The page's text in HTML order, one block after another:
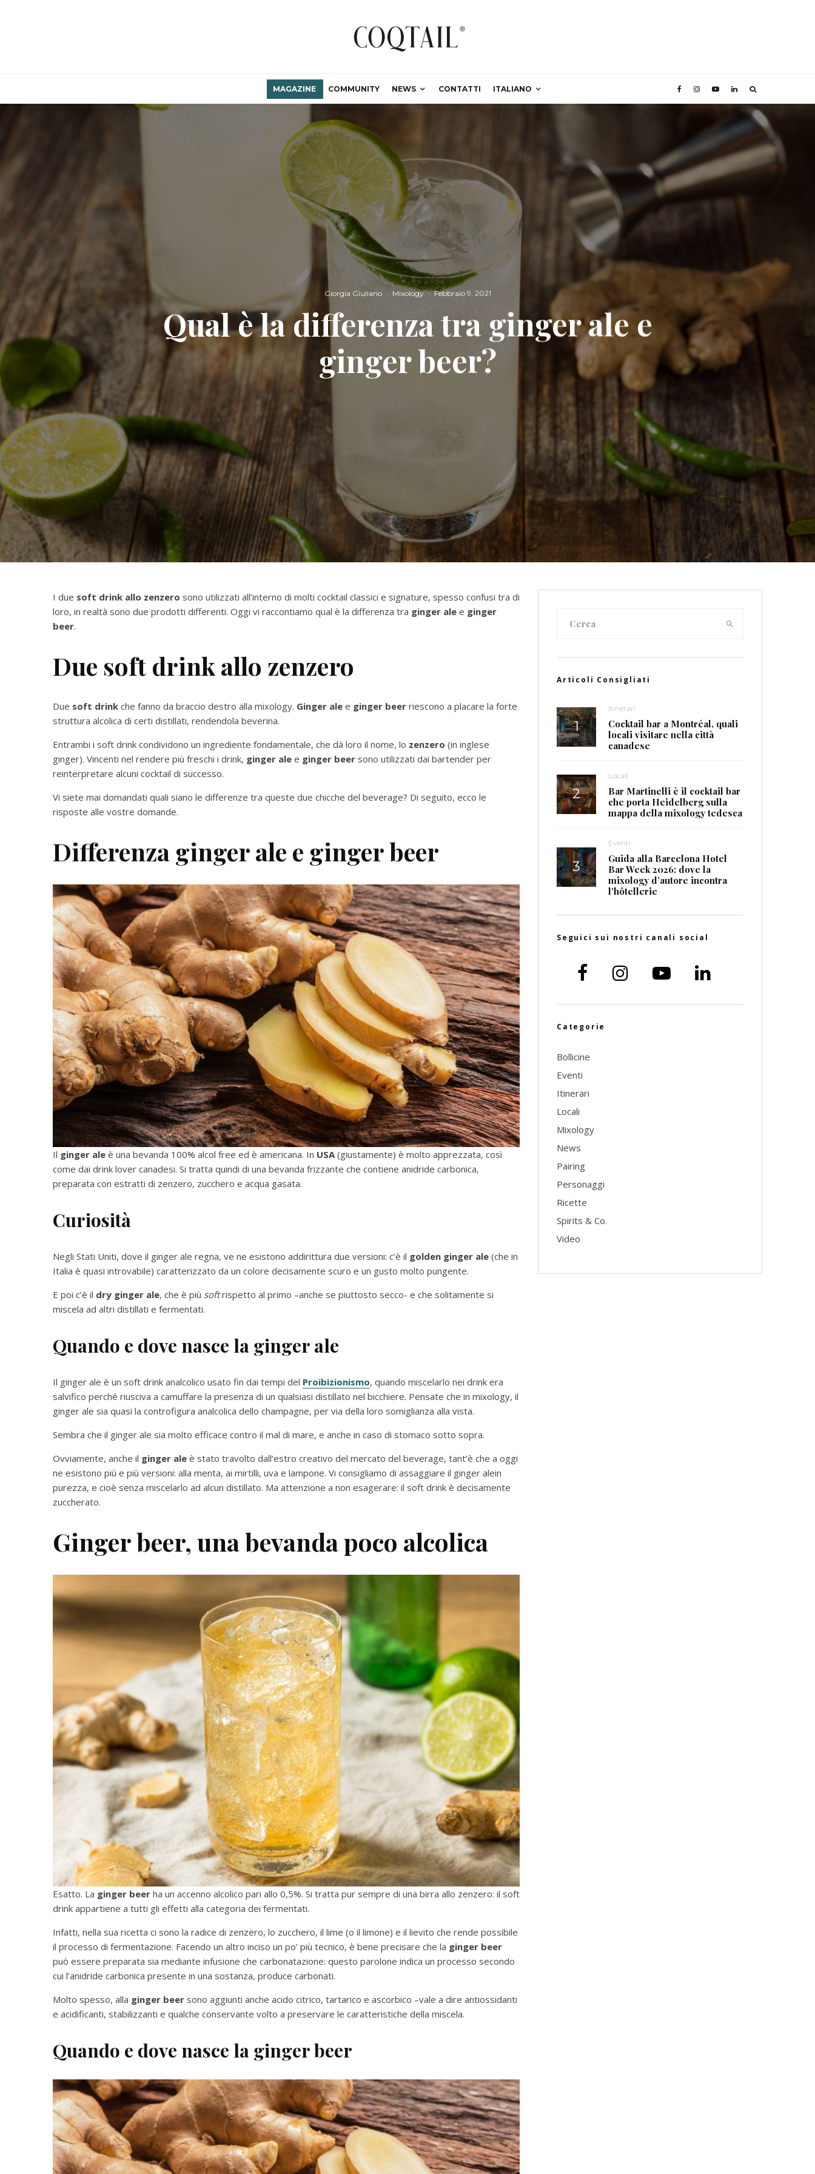
MAGAZINE COMMUNITY NEWS CONTATTI ITALIANO
Giorgia Giuliano · Mixology · Febbraio 9, 2021
Qual è la differenza tra ginger ale e
ginger beer?
I due soft drink allo zenzero sono utilizzati all’interno di molti cocktail classici e signature, spesso confusi tra di
loro, in realtà sono due prodotti differenti. Oggi vi raccontiamo qual è la differenza tra ginger ale e ginger
beer.
Due soft drink allo zenzero
Due soft drink che fanno da braccio destro alla mixology. Ginger ale e ginger beer riescono a placare la forte
struttura alcolica di certi distillati, rendendola beverina.
Entrambi i soft drink condividono un ingrediente fondamentale, che dà loro il nome, lo zenzero (in inglese
ginger). Vincenti nel rendere più freschi i drink, ginger ale e ginger beer sono utilizzati dai bartender per
reinterpretare alcuni cocktail di successo.
Vi siete mai domandati quali siano le differenze tra queste due chicche del beverage? Di seguito, ecco le
risposte alle vostre domande.
Differenza ginger ale e ginger beer
Il ginger ale è una bevanda 100% alcol free ed è americana. In USA(giustamente) è molto apprezzata, così
come dai drink lover canadesi. Si tratta quindi di una bevanda frizzante che contiene anidride carbonica,
preparata con estratti di zenzero, zucchero e acqua gasata.
Curiosità
Negli Stati Uniti, dove il ginger ale regna, ve ne esistono addirittura due versioni: c’è il golden ginger ale (che in
Italia è quasi introvabile) caratterizzato da un colore decisamente scuro e un gusto molto pungente.
E poi c’è il dry ginger ale, che è più softrispetto al primo –anche se piuttosto secco- e che solitamente si
miscela ad altri distillati e fermentati.
Quando e dove nasce la ginger ale
Il ginger ale è un soft drink analcolico usato fin dai tempi del Proibizionismo, quando miscelarlo nei drink era
salvifico perché riusciva a camuffare la presenza di un qualsiasi distillato nel bicchiere. Pensate che in mixology, il
ginger ale sia quasi la controfigura analcolica dello champagne, per via della loro somiglianza alla vista.
Sembra che il ginger ale sia molto efficace contro il mal di mare, e anche in caso di stomaco sotto sopra.
Ovviamente, anche il ginger ale è stato travolto dall’estro creativo del mercato del beverage, tant’è che a oggi
ne esistono più e più versioni: alla menta, ai mirtilli, uva e lampone. Vi consigliamo di assaggiare il ginger alein
purezza, e cioè senza miscelarlo ad alcun distillato. Ma attenzione a non esagerare: il soft drink è decisamente
zuccherato.
Ginger beer, una bevanda poco alcolica
Esatto. La ginger beer ha un accenno alcolico pari allo 0,5%. Si tratta pur sempre di una birra allo zenzero: il soft
drink appartiene a tutti gli effetti alla categoria dei fermentati.
Infatti, nella sua ricetta ci sono la radice di zenzero, lo zucchero, il lime (o il limone) e il lievito che rende possibile
il processo di fermentazione. Facendo un altro inciso un po’ più tecnico, è bene precisare che la ginger beer
può essere preparata sia mediante infusione che carbonatazione: questo parolone indica un processo secondo
cui l’anidride carbonica presente in una sostanza, produce carbonati.
Molto spesso, alla ginger beer sono aggiunti anche acido citrico, tartarico e ascorbico –vale a dire antiossidanti
e acidificanti, stabilizzanti e qualche conservante volto a preservare le caratteristiche della miscela.
Quando e dove nasce la ginger beer
Articoli Consigliati
Itinerari
Cocktail bar a Montréal, quali
locali visitare nella città
canadese
Locali
Bar Martinelli è il cocktail bar
che porta Heidelberg sulla
mappa della mixology tedesca
Eventi
Guida alla Barcelona Hotel
Bar Week 2026: dove la
mixology d’autore incontra
l’hôtellerie
Seguici sui nostri canali social
Categorie
Bollicine
Eventi
Itinerari
Locali
Mixology
News
Pairing
Personaggi
Ricette
Spirits & Co.
Video